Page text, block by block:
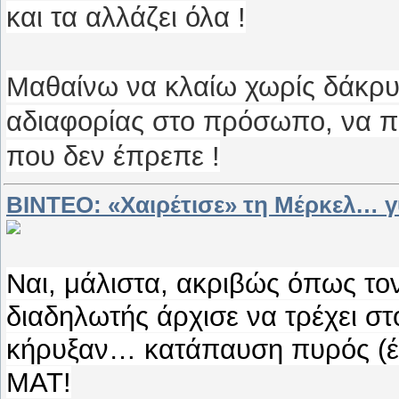
και τα αλλάζει όλα !
Μαθαίνω να κλαίω χωρίς
αδιαφορίας στο πρόσωπο, να
που δεν έπρεπε !
ΒΙΝΤΕΟ: «Χαιρέτισε» τη Μέρκελ…
Ναι, μάλιστα, ακριβώς όπως
διαδηλωτής άρχισε να τρέχει
κήρυξαν… κατάπαυση πυρός
ΜΑΤ!